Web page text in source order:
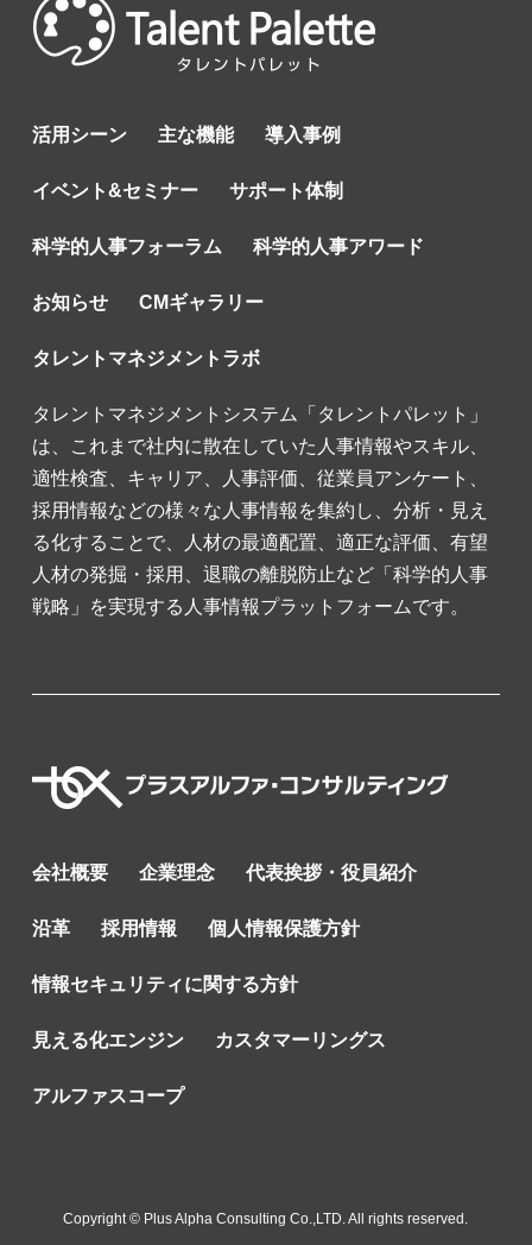
活用シーン 主な機能 導入事例
イベント&セミナー サポート体制
科学的人事フォーラム 科学的人事アワード
お知らせ CMギャラリー
タレントマネジメントラボ
タレントマネジメントシステム「タレントパレット」
は、これまで社内に散在していた人事情報やスキル、
適性検査、キャリア、人事評価、従業員アンケート、
採用情報などの様々な人事情報を集約し、分析・見え
る化することで、人材の最適配置、適正な評価、有望
人材の発掘・採用、退職の離脱防止など「科学的人事
戦略」を実現する人事情報プラットフォームです。
会社概要 企業理念 代表挨拶・役員紹介
沿革 採用情報 個人情報保護方針
情報セキュリティに関する方針
見える化エンジン カスタマーリングス
アルファスコープ
Copyright © Plus Alpha Consulting Co.,LTD. All rights reserved.